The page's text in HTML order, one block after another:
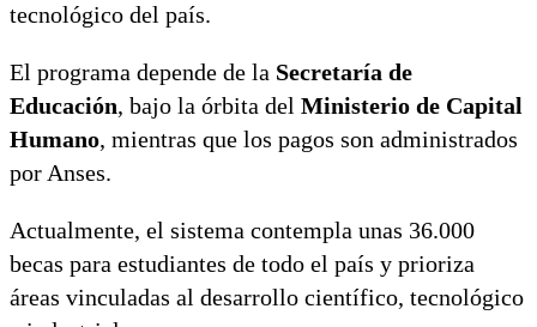
tecnológico del país.
El programa depende de la Secretaría de
Educación, bajo la órbita del Ministerio de Capital
Humano, mientras que los pagos son administrados
por Anses.
Actualmente, el sistema contempla unas 36.000
becas para estudiantes de todo el país y prioriza
áreas vinculadas al desarrollo científico, tecnológico